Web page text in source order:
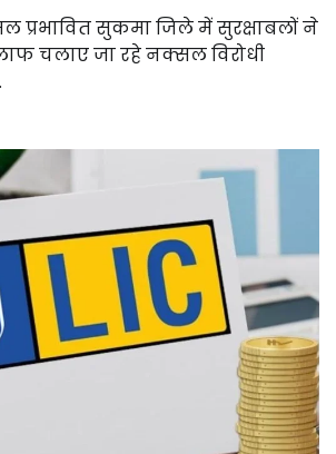
प्रभावित सुकमा जिले में सुरक्षाबलों ने
चलाए जा रहे नक्सल विरोधी